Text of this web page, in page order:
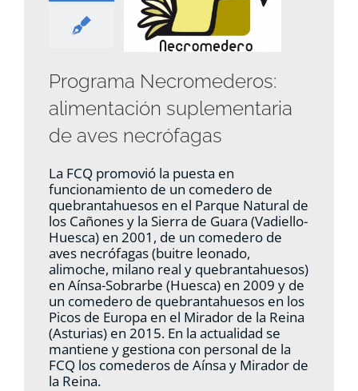
Programa Necromederos:
alimentación suplementaria
de aves necrófagas
La FCQ promovió la puesta en
funcionamiento de un comedero de
quebrantahuesos en el Parque Natural de
los Cañones y la Sierra de Guara (Vadiello-
Huesca) en 2001, de un comedero de
aves necrófagas (buitre leonado,
alimoche, milano real y quebrantahuesos)
en Aínsa-Sobrarbe (Huesca) en 2009 y de
un comedero de quebrantahuesos en los
Picos de Europa en el Mirador de la Reina
(Asturias) en 2015. En la actualidad se
mantiene y gestiona con personal de la
FCQ los comederos de Aínsa y Mirador de
la Reina.